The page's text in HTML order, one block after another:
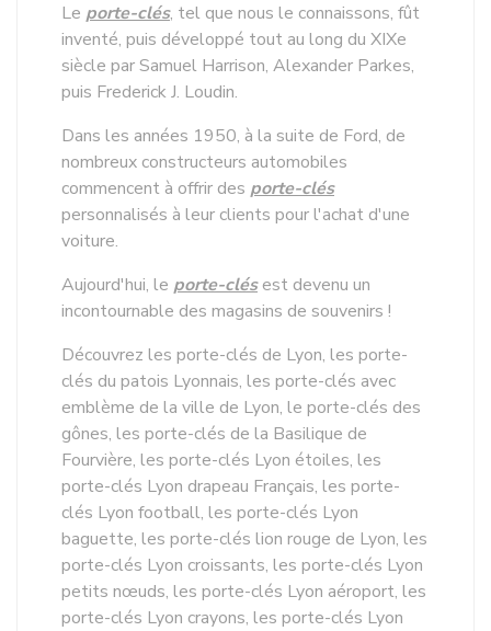
Le porte-clés, tel que nous le connaissons, fût
inventé, puis développé tout au long du XIXe
siècle par Samuel Harrison, Alexander Parkes,
puis Frederick J. Loudin.
Dans les années 1950, à la suite de Ford, de
nombreux constructeurs automobiles
commencent à offrir des porte-clés
personnalisés à leur clients pour l'achat d'une
voiture.
Aujourd'hui, le porte-clésest devenu un
incontournable des magasins de souvenirs !
Découvrez les porte-clés de Lyon, les porte-
clés du patois Lyonnais, les porte-clés avec
emblème de la ville de Lyon, le porte-clés des
gônes, les porte-clés de la Basilique de
Fourvière, les porte-clés Lyon étoiles, les
porte-clés Lyon drapeau Français, les porte-
clés Lyon football, les porte-clés Lyon
baguette, les porte-clés lion rouge de Lyon, les
porte-clés Lyon croissants, les porte-clés Lyon
petits nœuds, les porte-clés Lyon aéroport, les
porte-clés Lyon crayons, les porte-clés Lyon